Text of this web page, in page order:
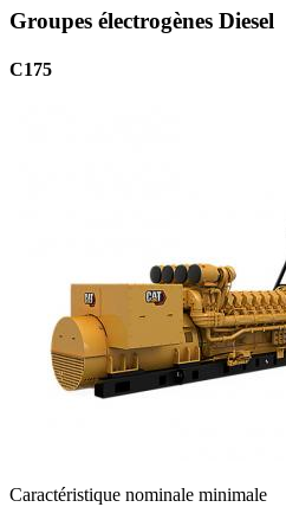
Groupes électrogènes Diesel
C175
Caractéristique nominale minimale